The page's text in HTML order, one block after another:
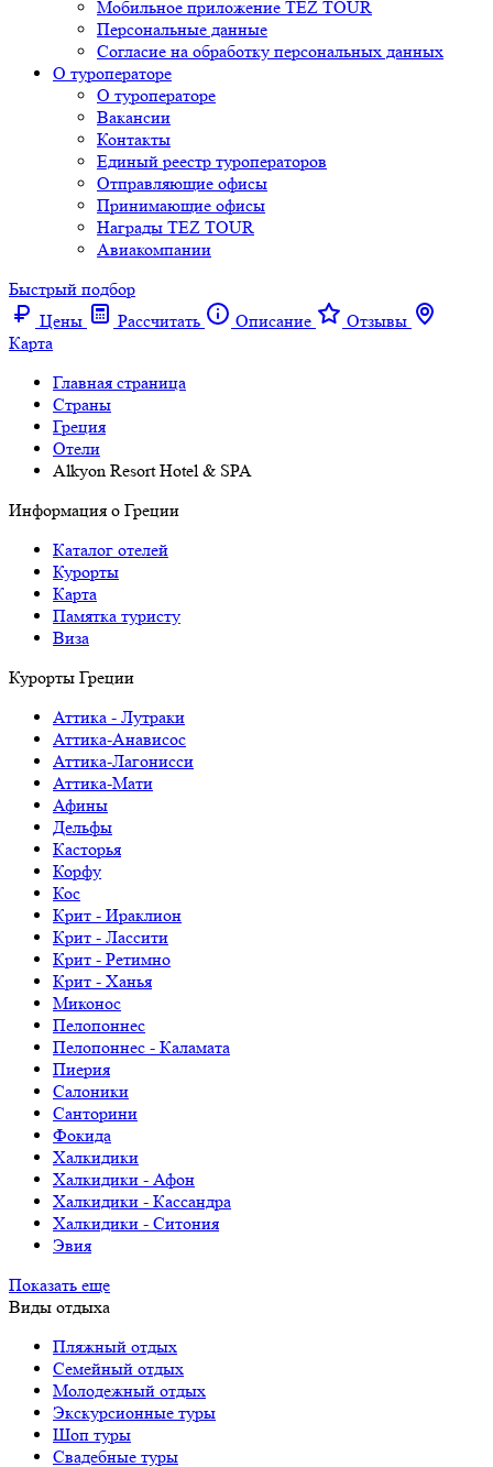
Мобильное приложение TEZ TOUR
Персональные данные
Согласие на обработку персональных данных
О туроператоре
О туроператоре
Вакансии
Контакты
Единый реестр туроператоров
Отправляющие офисы
Принимающие офисы
Награды TEZ TOUR
Авиакомпании
Быстрый подбор
Цены
Рассчитать Описание
Отзывы
Карта
Главная страница
Cтраны
Греция
Отели
Alkyon Resort Hotel & SPA
Информация о Греции
Каталог отелей
Курорты
Карта
Памятка туристу
Виза
Курорты Греции
Аттика - Лутраки
Аттика-Анависос
Аттика-Лагонисси
Аттика-Мати
Афины
Дельфы
Касторья
Корфу
Кос
Крит - Ираклион
Крит - Лассити
Крит - Ретимно
Крит - Ханья
Миконос
Пелопоннес
Пелопоннес - Каламата
Пиерия
Салоники
Санторини
Фокида
Халкидики
Халкидики - Афон
Халкидики - Кассандра
Халкидики - Ситония
Эвия
Показать еще
Виды отдыха
Пляжный отдых
Семейный отдых
Молодежный отдых
Экскурсионные туры
Шоп туры
Свадебные туры